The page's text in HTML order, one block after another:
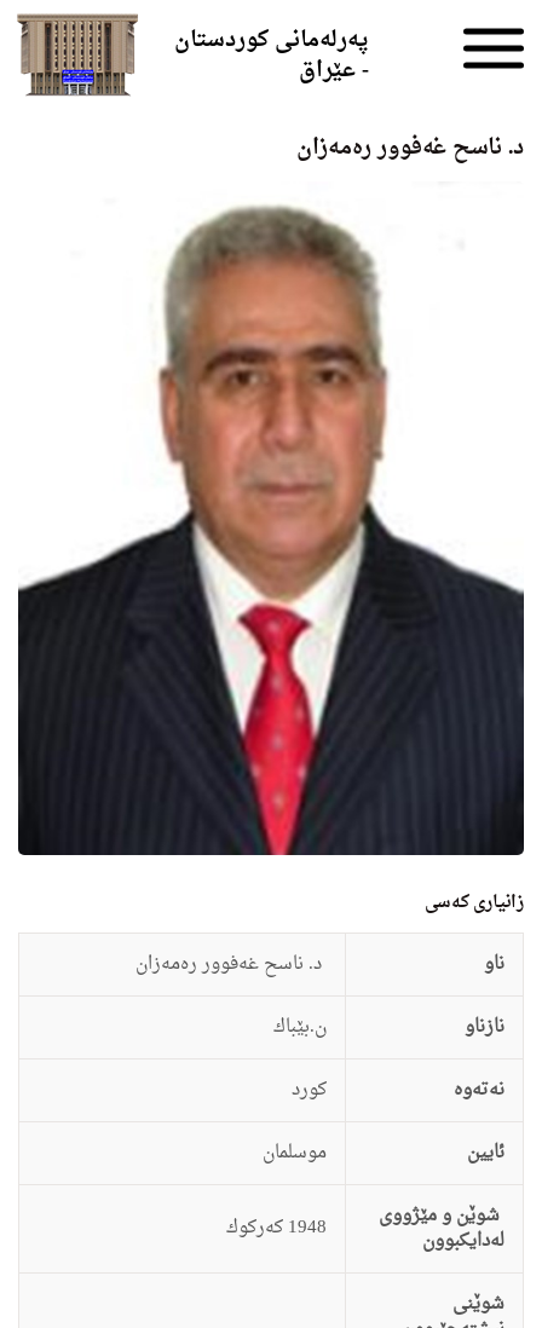
پەرلەمانی کوردستان
- عێراق
د. ناسح غه‌فوور ره‌مه‌زان
زانيارى کەسی
ناو
د. ناسح غه‌فوور ره‌مه‌زان
نازناو
ن.بێباك
نەتەوە
كورد
ئایین
موسلمان
شوێن و مێژووی
لەدایکبوون 1948 كه‌ركوك
شوێنی